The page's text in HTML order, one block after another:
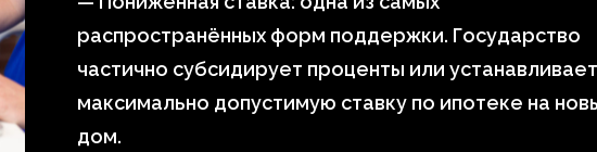
распространённых форм поддержки. Государство
частично субсидирует проценты или устанавливает
максимально допустимую ставку по ипотеке на
дом.